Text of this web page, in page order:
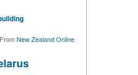
FromNew Zealand Online